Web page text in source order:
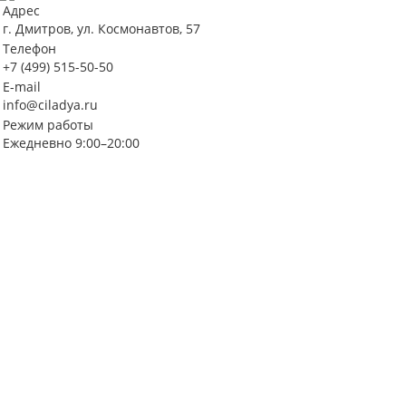
Адрес
г. Дмитров, ул. Космонавтов, 57
Телефон
+7 (499) 515-50-50
E-mail
info@ciladya.ru
Режим работы
Ежедневно 9:00–20:00